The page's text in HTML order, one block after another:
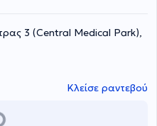
διάγνωση και
τις ανάγκες εκάστοτε
3 (Central Medical Park),
Κλείσε ραντεβού